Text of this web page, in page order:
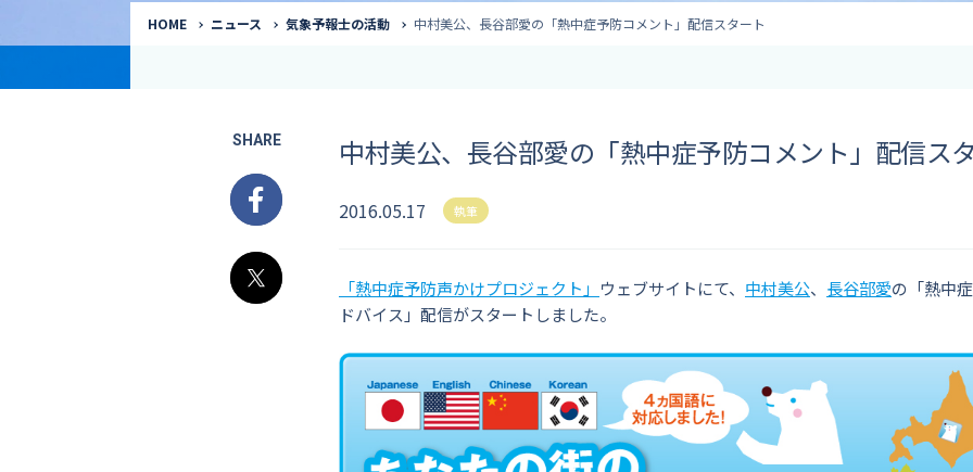
HOME ニュース 気象予報士の活動 中村美公、長谷部愛の「熱中症予防コメント」配信スタート
SHARE
Facebook
X
中村美公、長谷部愛の「熱中症予防コメント」配信ス
2016.05.17 執筆
「熱中症予防声かけプロジェクト」 ウェブサイトにて、 中村美公、 長谷部愛の「熱中
ドバイス」配信がスタートしました。